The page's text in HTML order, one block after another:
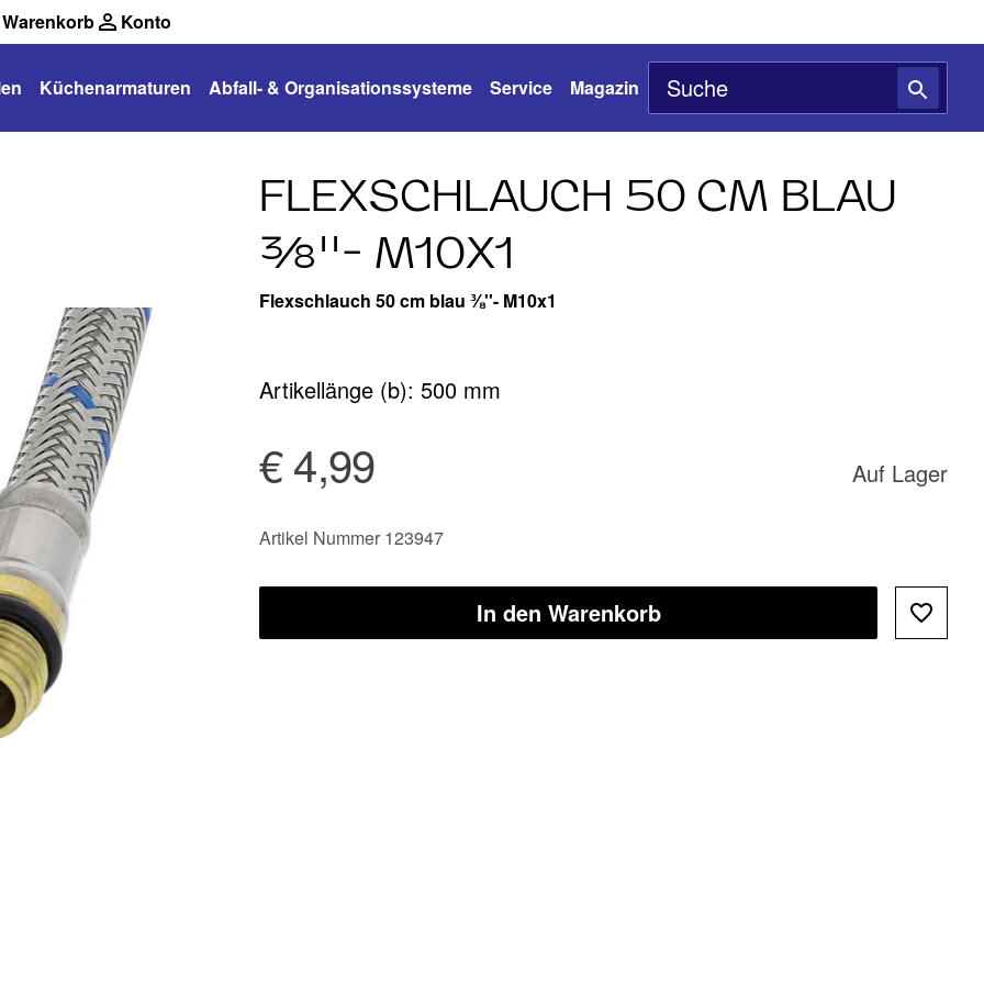
Warenkorb Konto
Küchenarmaturen Abfall- & Organisationssysteme Service Magazin
FLEXSCHLAUCH 50 CM BLAU
⅜''- M10X1
Flexschlauch 50 cm blau ⅜''- M10x1
Artikellänge (b): 500 mm
€ 4,99 Auf Lager
Artikel Nummer 123947
In den Warenkorb